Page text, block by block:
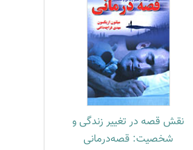
نقش قصه در تغییر زندگی و
شخصیت: قصه‌درمانی